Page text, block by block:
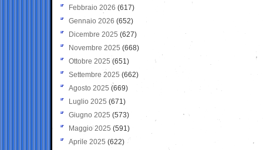
Febbraio 2026 (617)
Gennaio 2026 (652)
Dicembre 2025 (627)
Novembre 2025 (668)
Ottobre 2025 (651)
Settembre 2025 (662)
Agosto 2025 (669)
Luglio 2025 (671)
Giugno 2025 (573)
Maggio 2025 (591)
Aprile 2025 (622)